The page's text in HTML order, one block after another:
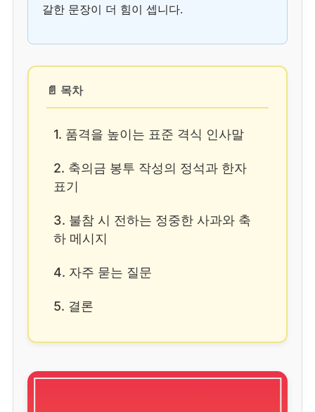
갈한 문장이 더 힘이 셉니다.
📄 목차
1. 품격을 높이는 표준 격식 인사말
2. 축의금 봉투 작성의 정석과 한자
표기
3. 불참 시 전하는 정중한 사과와 축
하 메시지
4. 자주 묻는 질문
5. 결론